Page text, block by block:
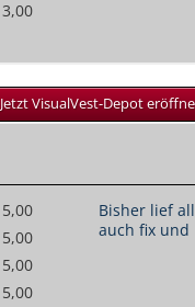
3,00
Jetzt VisualVest-Depot
5,00
5,00
5,00
5,00
Bisher lief
auch fix